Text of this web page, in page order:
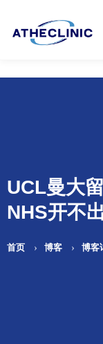
UCL曼大
NHS开不
首页 博客 博客